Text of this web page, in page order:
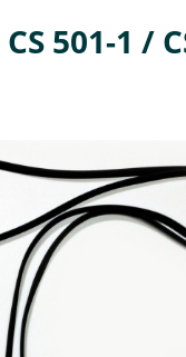
501-1 /